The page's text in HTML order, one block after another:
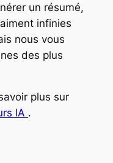
un résumé,
infinies
nous vous
des plus
plus sur
IA .